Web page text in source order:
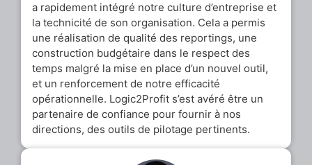
a rapidement intégré notre culture d’entreprise et
la technicité de son organisation. Cela a permis
une réalisation de qualité des reportings, une
construction budgétaire dans le respect des
temps malgré la mise en place d’un nouvel outil,
et un renforcement de notre efficacité
opérationnelle. Logic2Profit s’est avéré être un
partenaire de confiance pour fournir à nos
directions, des outils de pilotage pertinents.